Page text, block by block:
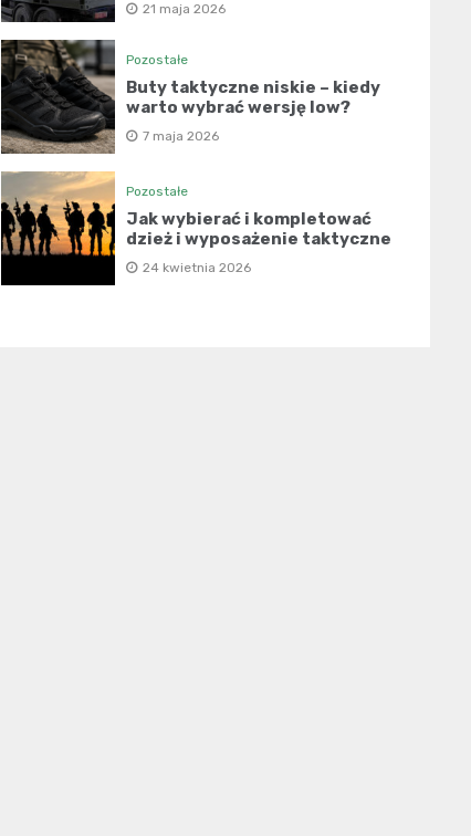
21 maja 2026
Pozostałe
Buty taktyczne niskie – kiedy
warto wybrać wersję low?
7 maja 2026
Pozostałe
Jak wybierać i kompletować
dzież i wyposażenie taktyczne
24 kwietnia 2026